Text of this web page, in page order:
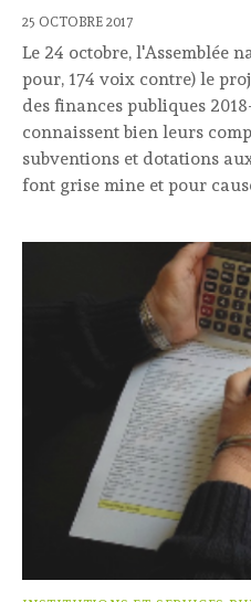
25 OCTOBRE 2017
Le 24 octobre, l'Assemblée
pour, 174 voix contre) le
des finances publiques
connaissent bien leurs
subventions et dotations
font grise mine et pour